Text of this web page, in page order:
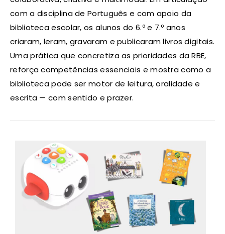
com a disciplina de Português e com apoio da
biblioteca escolar, os alunos do 6.º e 7.º anos
criaram, leram, gravaram e publicaram livros digitais.
Uma prática que concretiza as prioridades da RBE,
reforça competências essenciais e mostra como a
biblioteca pode ser motor de leitura, oralidade e
escrita — com sentido e prazer.